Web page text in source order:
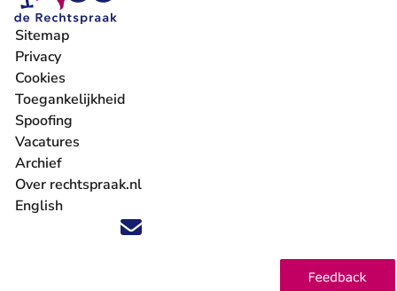
Volg ons op X (Twitter) - U verlaat Rechtspraak.nl
Volg ons op Facebook - U verlaat Rechtspraak.nl
Volg ons op Instagram - U verlaat Rechtspraak.nl
Volg ons op Youtube - U verlaat Rechtspraak.nl
Volg ons op LinkedIn - U verlaat
'Blijf op de hoogte' nieuwsbrief - U verlaat
Sitemap
Privacy
Cookies
Toegankelijkheid
Spoofing
Vacatures
- U verlaat Rechtspraak.nl
Archief
Over rechtspraak.nl
English